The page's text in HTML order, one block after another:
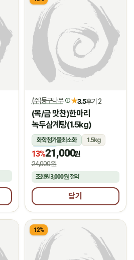
(주)둥구나무 ★3.5후기 2
(목/금 맛찬)한마리
녹두삼계탕(1.5kg)
화학첨가물최소화
1.5kg
냉장
13%21,000원
24,000원
조합원3,000원절약
담기
12%